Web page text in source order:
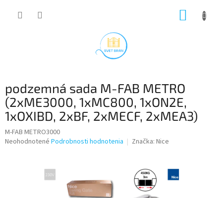
podzemná sada M-FAB METRO
(2xME3000, 1xMC800, 1xON2E,
1xOXIBD, 2xBF, 2xMECF, 2xMEA3)
M-FAB METRO3000
Priemerné
Neohodnotené Podrobnosti hodnotenia Značka: Nice